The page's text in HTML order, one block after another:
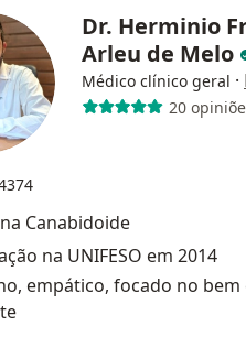
Dr. Herminio
Arleu de Melo
Médico clínico geral ·
20
Canabidoide
na UNIFESO em 2014
empático, focado no bem